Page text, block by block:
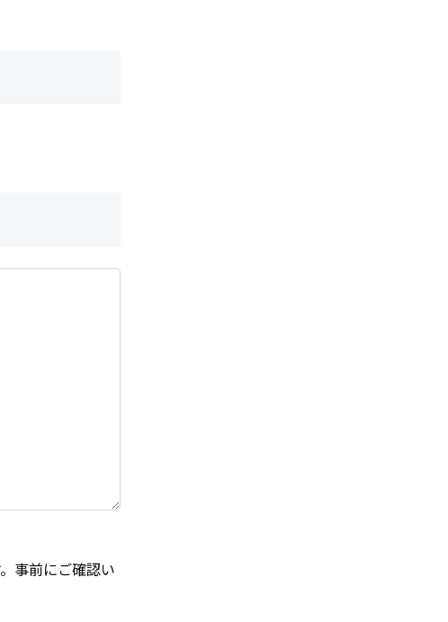
事前にご確認い